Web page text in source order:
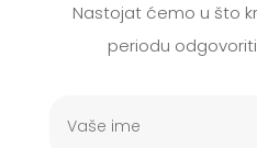
Nastojat ćemo u što
periodu